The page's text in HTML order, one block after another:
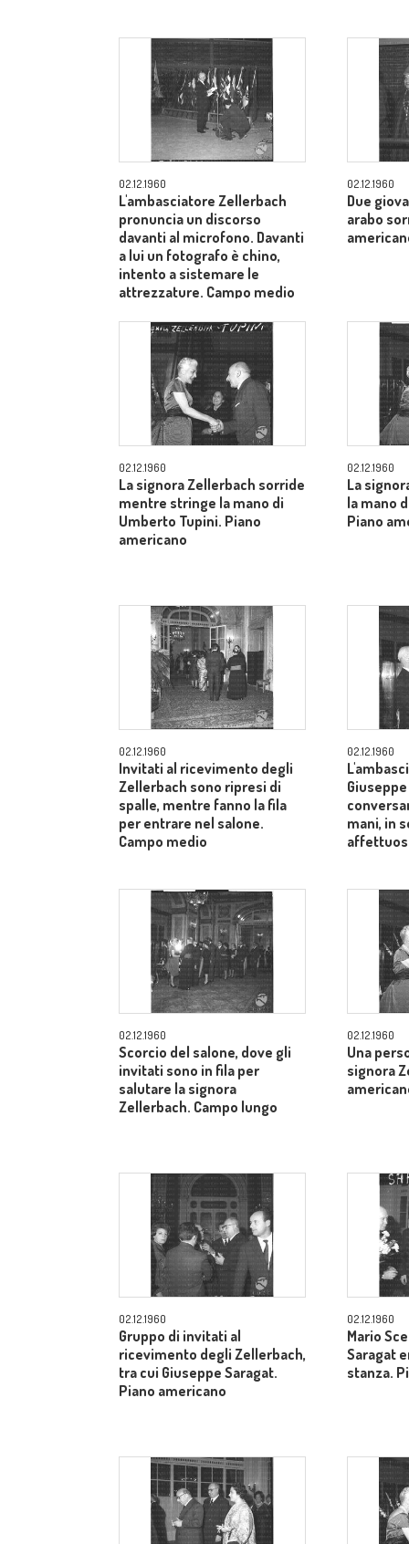
02.12.1960
L'ambasciatore Zellerbach
pronuncia un discorso
davanti al microfono. Davanti
a lui un fotografo è chino,
intento a sistemare le
attrezzature. Campo medio
02.12.1960
Due
arabo
02.12.1960
La signora Zellerbach sorride
mentre stringe la mano di
Umberto Tupini. Piano
americano
02.12.1960
La
la mano
Piano
02.12.1960
Invitati al ricevimento degli
Zellerbach sono ripresi di
spalle, mentre fanno la fila
per entrare nel salone.
Campo medio
02.12.1960
mani, in
02.12.1960
Scorcio del salone, dove gli
invitati sono in fila per
salutare la signora
Zellerbach. Campo lungo
02.12.1960
Una
signora
02.12.1960
Gruppo di invitati al
ricevimento degli Zellerbach,
tra cui Giuseppe Saragat.
Piano americano
02.12.1960
Mario
Saragat
stanza.